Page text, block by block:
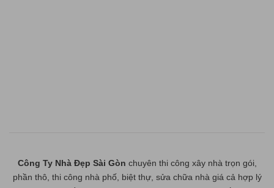
Công Ty Nhà Đẹp Sài Gòn chuyên thi công xây nhà trọn gói,
phần thô, thi công nhà phố, biệt thự, sửa chữa nhà giá cả hợp lý